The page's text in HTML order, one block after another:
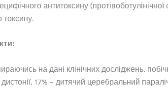
антитоксину
токсину.
на дані клінічних досліджень,
дистонії, 17% – дитячий церебральний